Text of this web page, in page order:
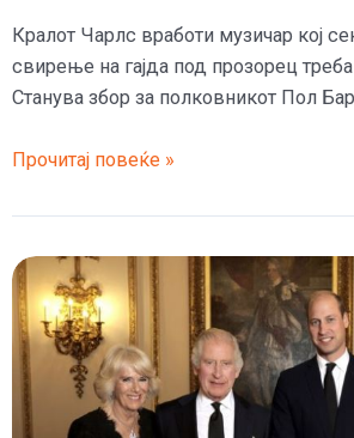
Кралот Чарлс вработи музичар кој
свирење на гајда под прозорец
Станува збор за полковникот Пол
Кралот
вработи
гајдаџија
да
го
буди
наутро
Прочитај повеќе »